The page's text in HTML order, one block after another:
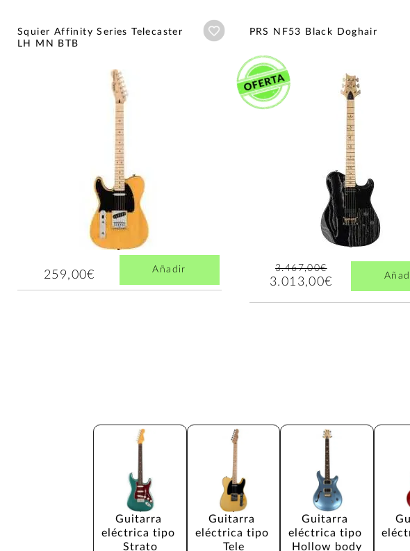
Squier Affinity Series Telecaster
LH MN BTB
Añadir a wishlist
259,00€ Añadir
PRS NF53 Black Doghair
3.467,00€
3.013,00€
Guitarra
eléctrica tipo
Strato
Guitarra
eléctrica tipo
Tele
Guitarra
eléctrica tipo
Hollow body